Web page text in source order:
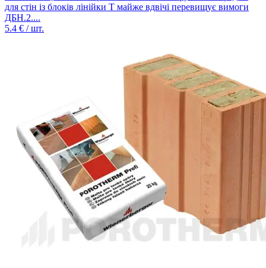
для стін із блоків лінійки Т майже вдвічі перевищує вимоги
ДБН.2....
5.4 € / шт.